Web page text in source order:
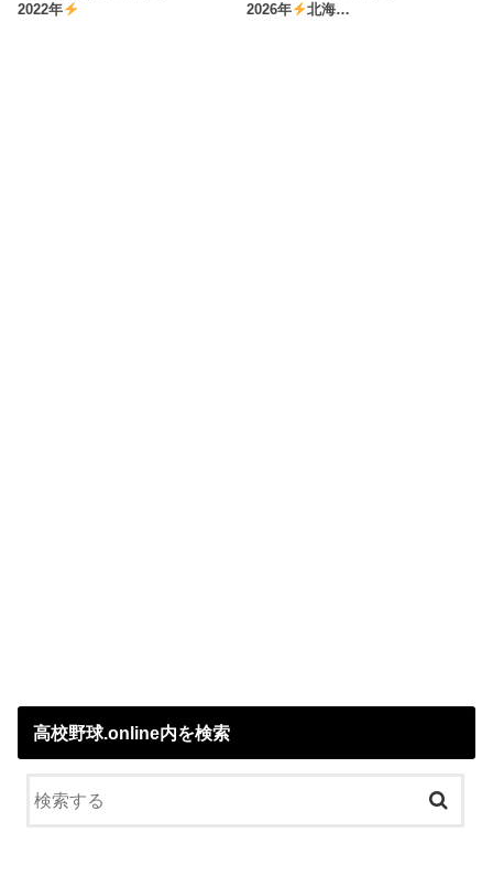
2022年
2026年
北海…
高校野球.online内を検索